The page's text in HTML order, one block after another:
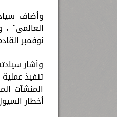
وأضاف
نوفمبر
وأشار
تنفيذ
المنشآت
أخطار